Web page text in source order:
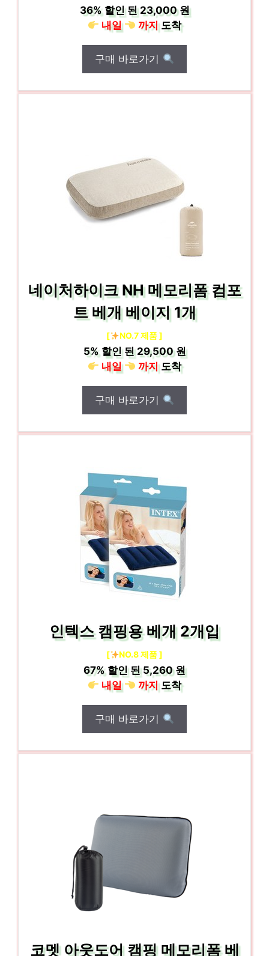
36%할인 된23,000 원
내일
까지도착
구매 바로가기
네이처하이크 NH 메모리폼 컴포
트 베개 베이지 1개
[ NO.7 제품 ]
5%할인 된29,500 원
내일
까지도착
구매 바로가기
인텍스 캠핑용 베개 2개입
[ NO.8 제품 ]
67%할인 된5,260 원
내일
까지도착
구매 바로가기
코멧 아웃도어 캠핑 메모리폼 베